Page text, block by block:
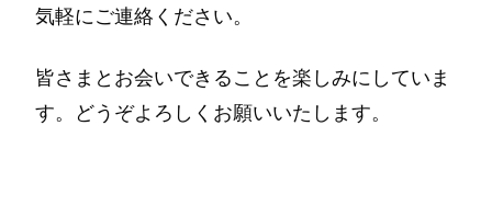
気軽にご連絡ください。
皆さまとお会いできることを楽しみにしていま
す。どうぞよろしくお願いいたします。